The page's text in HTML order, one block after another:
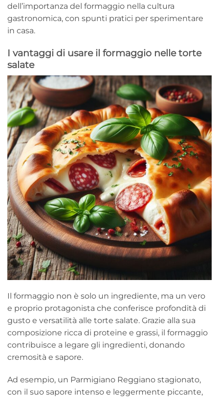
dell’importanza del formaggio nella cultura
gastronomica, con spunti pratici per sperimentare
in casa.
I vantaggi di usare il formaggio nelle torte
salate
Il formaggio non è solo un ingrediente, ma un vero
e proprio protagonista che conferisce profondità di
gusto e versatilità alle torte salate. Grazie alla sua
composizione ricca di proteine e grassi, il formaggio
contribuisce a legare gli ingredienti, donando
cremosità e sapore.
Ad esempio, un Parmigiano Reggiano stagionato,
con il suo sapore intenso e leggermente piccante,